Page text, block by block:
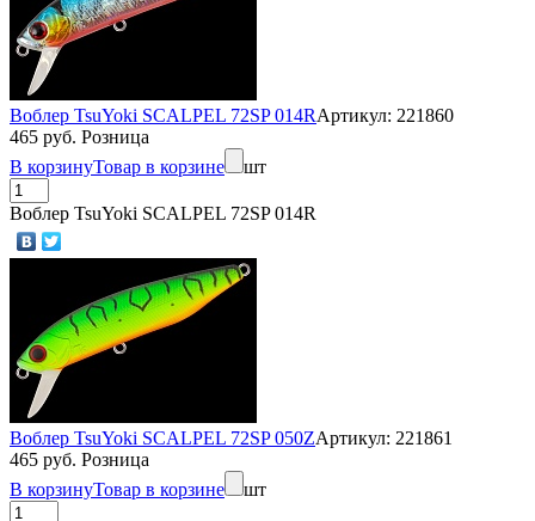
Воблер TsuYoki SCALPEL 72SP 014RАртикул: 221860
465 руб. Розница
В корзинуТовар в корзине шт
Воблер TsuYoki SCALPEL 72SP 014R
Воблер TsuYoki SCALPEL 72SP 050ZАртикул: 221861
465 руб. Розница
В корзинуТовар в корзине шт